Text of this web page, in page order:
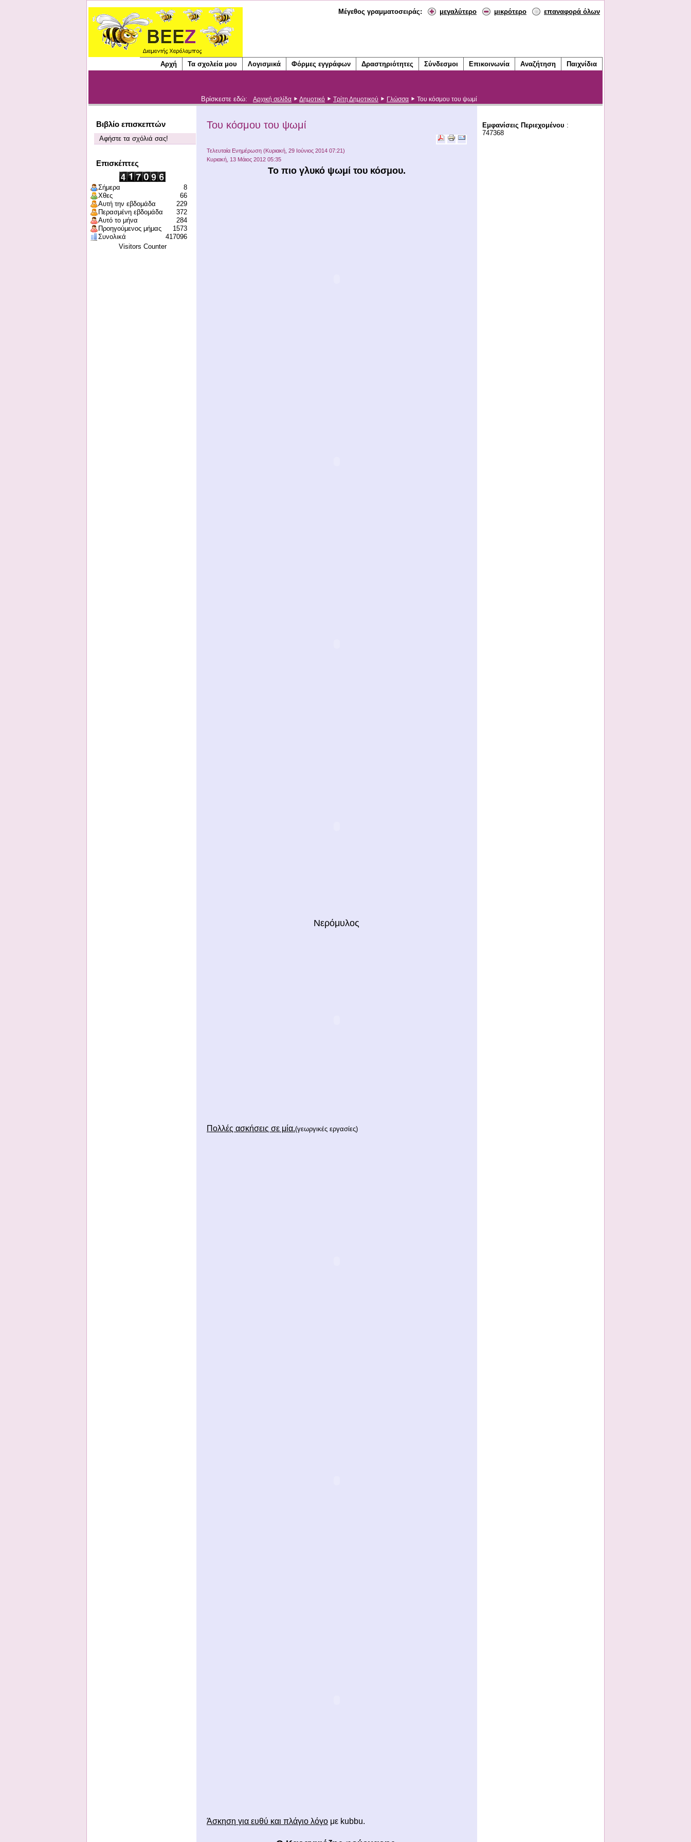
Μέγεθος γραμματοσειράς: μεγαλύτερο μικρότερο επαναφορά όλων
Αρχή Τα σχολεία μου Λογισμικά Φόρμες εγγράφων Δραστηριότητες Σύνδεσμοι Επικοινωνία Αναζήτηση Παιχνίδια
Βρίσκεστε εδώ: Αρχική σελίδα Δημοτικό Τρίτη Δημοτικού Γλώσσα Του κόσμου του ψωμί
Βιβλίο επισκεπτών
Αφήστε τα σχόλιά σας!
Επισκέπτες
Σήμερα
8
Χθες
66
Αυτή την εβδομάδα
229
Περασμένη εβδομάδα
372
Αυτό το μήνα
284
Προηγούμενος μήμας
1573
Συνολικά
417096
Visitors Counter
Του κόσμου του ψωμί
Τελευταία Ενημέρωση (Κυριακή, 29 Ιούνιος 2014 07:21)
Κυριακή, 13 Μάιος 2012 05:35
Το πιο γλυκό ψωμί του κόσμου.
Νερόμυλος
Πολλές ασκήσεις σε μία.(γεωργικές εργασίες)
Άσκηση για ευθύ και πλάγιο λόγο με kubbu.
Εμφανίσεις Περιεχομένου :
747368